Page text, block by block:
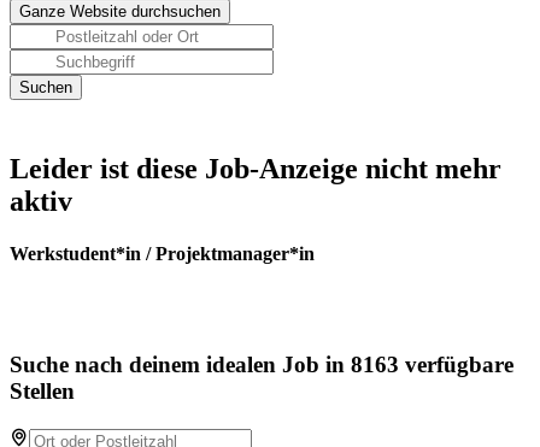
Leider ist diese Job-Anzeige nicht mehr
aktiv
Werkstudent*in / Projektmanager*in
Suche nach deinem idealen Job in 8163 verfügbare
Stellen